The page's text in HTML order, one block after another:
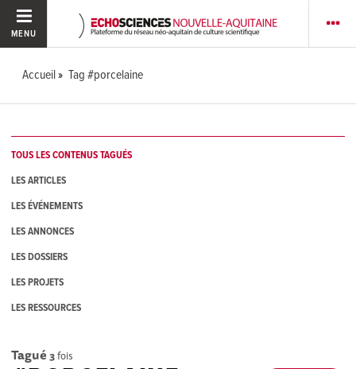
MENU
Accueil Tag #porcelaine
TOUS LES CONTENUS TAGUÉS
LES ARTICLES
LES ÉVÉNEMENTS
LES ANNONCES
LES DOSSIERS
LES PROJETS
LES RESSOURCES
Tagué 3fois